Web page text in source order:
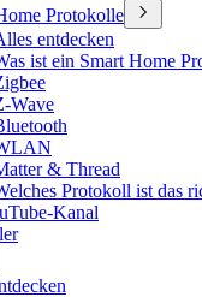
Protokolle
entdecken
ist ein Smart Home
Wave
& Thread
Protokoll ist das
Kanal